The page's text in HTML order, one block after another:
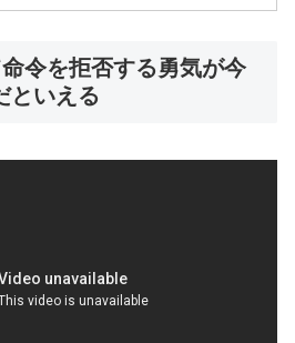
令を拒否する勇気が今
といえる